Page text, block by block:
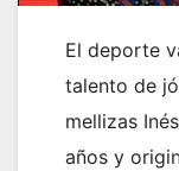
El deporte
talento de
mellizas
años y